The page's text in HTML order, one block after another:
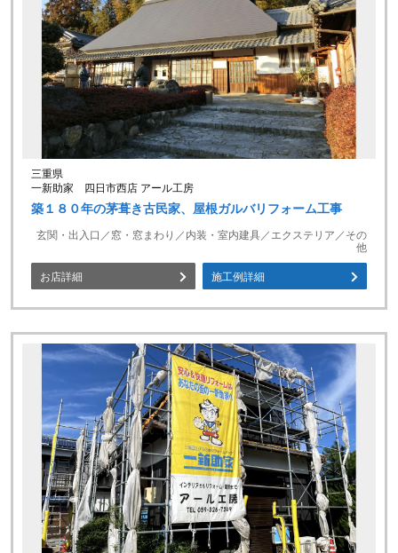
三重県
一新助家 四日市西店 アール工房
築１８０年の茅葺き古民家、屋根ガルバリフォーム工事
玄関・出入口／窓・窓まわり／内装・室内建具／エクステリア／その
他
お店詳細 施工例詳細